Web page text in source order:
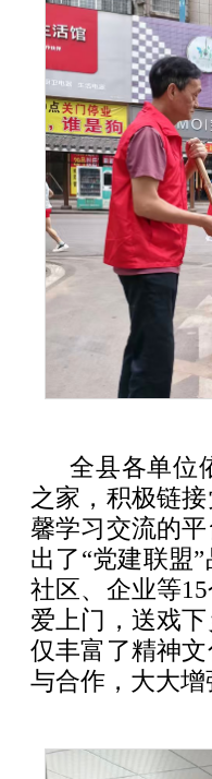
全县各单位
之家，积极链
馨学习交流的
出了“党建联盟
社区、企业等
爱上门，送戏
仅丰富了精神
与合作，大大